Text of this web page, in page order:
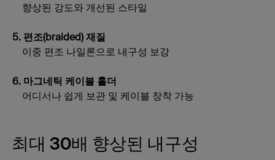
향상된 강도와 개선된 스타일
5. 편조(braided) 재질
이중 편조 나일론으로 내구성 보강
6. 마그네틱 케이블 홀더
어디서나 쉽게 보관 및 케이블 장착 가능
최대 30배 향상된 내구성